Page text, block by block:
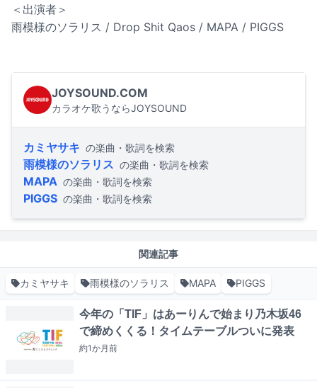
＜出演者＞
雨模様のソラリス / Drop Shit Qaos / MAPA / PIGGS
JOYSOUND.COM
カラオケ歌うならJOYSOUND
カミヤサキ の楽曲・歌詞を検索
雨模様のソラリス の楽曲・歌詞を検索
MAPA の楽曲・歌詞を検索
PIGGS の楽曲・歌詞を検索
関連記事
カミヤサキ 雨模様のソラリス MAPA PIGGS
今年の「TIF」はあーりんで始まり乃木坂46
で締めくくる！タイムテーブルついに発表
約1か月前